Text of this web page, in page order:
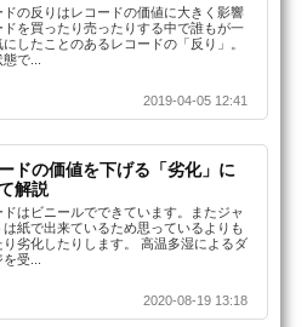
ドの反りはレコードの価値に大きく影響
ドを買ったり売ったりする中で誰もが一
にしたことのあるレコードの「反り」。
で...
2019-04-05 12:41
ドの価値を下げる「劣化」に
解説
ドはビニールでできています。またジャ
は紙で出来ているため思っているよりも
り劣化したりします。 高温多湿によるダ
受...
2020-08-19 13:18